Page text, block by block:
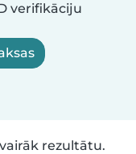
verifikāciju
rezultātu.